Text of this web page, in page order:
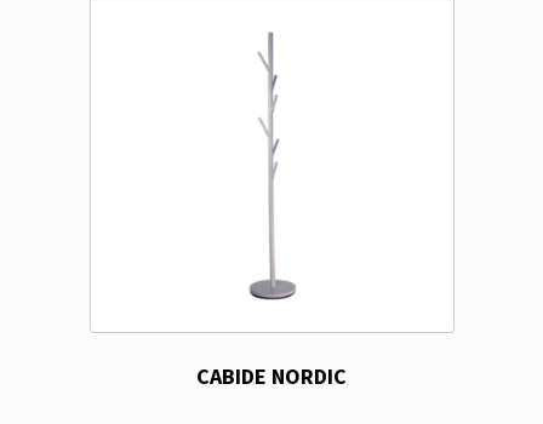
CABIDE NORDIC